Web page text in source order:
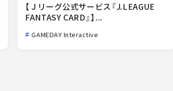
【Ｊリーグ公式サービス『J.LEAGUE
FANTASY CARD』】...
GAMEDAY Interactive